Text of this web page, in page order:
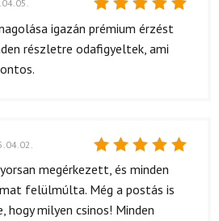
Értékelés:
igazán prémium érzést
részletre odafigyeltek, ami
Értékelés:
/ 5
megérkezett, és minden
felülmúlta. Még a postás is
hogy milyen csinos! Minden